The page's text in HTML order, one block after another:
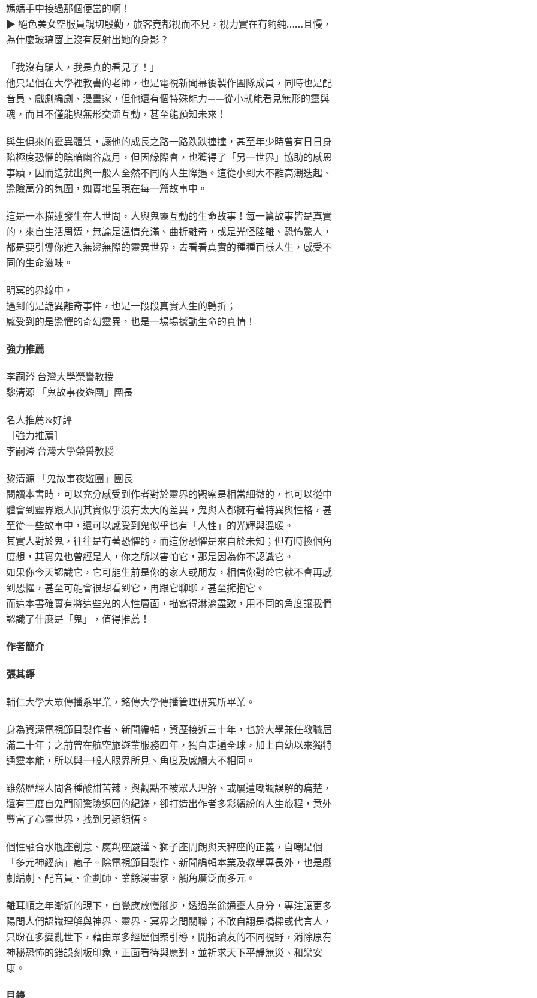
媽媽手中接過那個便當的啊！
▶ 絕色美女空服員親切殷勤，旅客竟都視而不見，視力實在有夠鈍……且慢，
為什麼玻璃窗上沒有反射出她的身影？
「我沒有騙人，我是真的看見了！」
他只是個在大學裡教書的老師，也是電視新聞幕後製作團隊成員，同時也是配
音員、戲劇編劇、漫畫家，但他還有個特殊能力——從小就能看見無形的靈與
魂，而且不僅能與無形交流互動，甚至能預知未來！
與生俱來的靈異體質，讓他的成長之路一路跌跌撞撞，甚至年少時曾有日日身
陷極度恐懼的陰暗幽谷歲月，但因緣際會，也獲得了「另一世界」協助的感恩
事蹟，因而造就出與一般人全然不同的人生際遇。這從小到大不離高潮迭起、
驚險萬分的氛圍，如實地呈現在每一篇故事中。
這是一本描述發生在人世間，人與鬼靈互動的生命故事！每一篇故事皆是真實
的，來自生活周遭，無論是溫情充滿、曲折離奇，或是光怪陸離、恐怖驚人，
都是要引導你進入無邊無際的靈異世界，去看看真實的種種百樣人生，感受不
同的生命滋味。
明冥的界線中，
遇到的是詭異離奇事件，也是一段段真實人生的轉折；
感受到的是驚懼的奇幻靈異，也是一場場撼動生命的真情！
強力推薦
李嗣涔 台灣大學榮譽教授
黎清源 「鬼故事夜遊團」團長
名人推薦&好評
［強力推薦］
李嗣涔 台灣大學榮譽教授
黎清源 「鬼故事夜遊團」團長
閱讀本書時，可以充分感受到作者對於靈界的觀察是相當細微的，也可以從中
體會到靈界跟人間其實似乎沒有太大的差異，鬼與人都擁有著特異與性格，甚
至從一些故事中，還可以感受到鬼似乎也有「人性」的光輝與溫暖。
其實人對於鬼，往往是有著恐懼的，而這份恐懼是來自於未知；但有時換個角
度想，其實鬼也曾經是人，你之所以害怕它，那是因為你不認識它。
如果你今天認識它，它可能生前是你的家人或朋友，相信你對於它就不會再感
到恐懼，甚至可能會很想看到它，再跟它聊聊，甚至擁抱它。
而這本書確實有將這些鬼的人性層面，描寫得淋漓盡致，用不同的角度讓我們
認識了什麼是「鬼」，值得推薦！
作者簡介
張其錚
輔仁大學大眾傳播系畢業，銘傳大學傳播管理研究所畢業。
身為資深電視節目製作者、新聞編輯，資歷接近三十年，也於大學兼任教職屆
滿二十年；之前曾在航空旅遊業服務四年，獨自走遍全球，加上自幼以來獨特
通靈本能，所以與一般人眼界所見、角度及感觸大不相同。
雖然歷經人間各種酸甜苦辣，與觀點不被眾人理解、或屢遭嘲諷誤解的痛楚，
還有三度自鬼門關驚險返回的紀錄，卻打造出作者多彩繽紛的人生旅程，意外
豐富了心靈世界，找到另類領悟。
個性融合水瓶座創意、魔羯座嚴謹、獅子座開朗與天秤座的正義，自嘲是個
「多元神經病」瘋子。除電視節目製作、新聞編輯本業及教學專長外，也是戲
劇編劇、配音員、企劃師、業餘漫畫家，觸角廣泛而多元。
離耳順之年漸近的現下，自覺應放慢腳步，透過業餘通靈人身分，專注讓更多
陽間人們認識理解與神界、靈界、冥界之間關聯；不敢自詡是橋樑或代言人，
只盼在多變亂世下，藉由眾多經歷個案引導，開拓讀友的不同視野，消除原有
神秘恐怖的錯誤刻板印象，正面看待與應對，並祈求天下平靜無災、和樂安
康。